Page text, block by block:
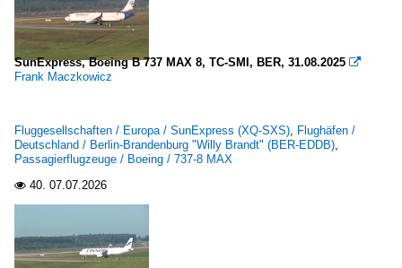
SunExpress, Boeing B 737 MAX 8, TC-SMI, BER, 31.08.2025 
Frank Maczkowicz
Fluggesellschaften / Europa / SunExpress (XQ-SXS), Flughäfen /
Deutschland / Berlin-Brandenburg "Willy Brandt" (BER-EDDB),
Passagierflugzeuge / Boeing / 737-8 MAX
 40. 07.07.2026